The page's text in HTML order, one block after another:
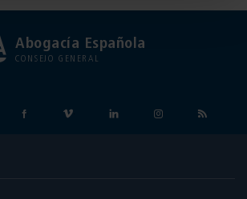
Abogacía Española
CONSEJO GENERAL